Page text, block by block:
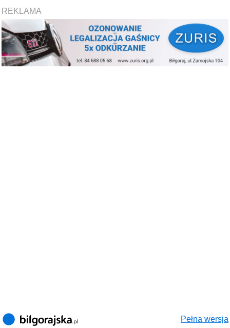
REKLAMA
Pełna wersja